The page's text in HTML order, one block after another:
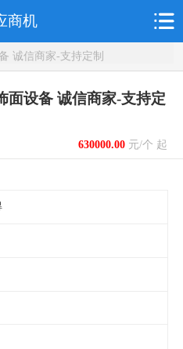
商机
诚信商家-支持定制
面设备 诚信商家-支持定
630000.00元/个 起